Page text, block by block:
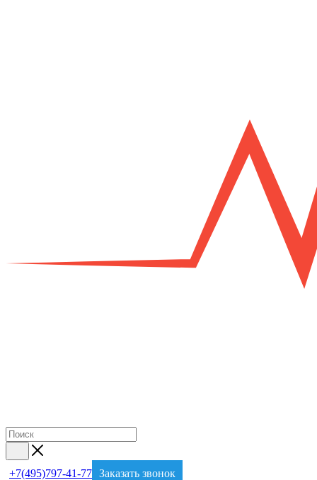
+7(495)797-41-77 Заказать звонок